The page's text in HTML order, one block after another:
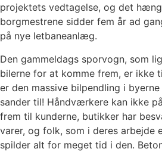
projektets vedtagelse, og det
borgmestrene sidder fem år ad
på nye letbaneanlæg.
Den gammeldags sporvogn, som
bilerne for at komme frem, er ikke
er den massive bilpendling i
sander til! Håndværkere kan ikke
frem til kunderne, butikker har
varer, og folk, som i deres arbejde
spilder alt for meget tid i den.